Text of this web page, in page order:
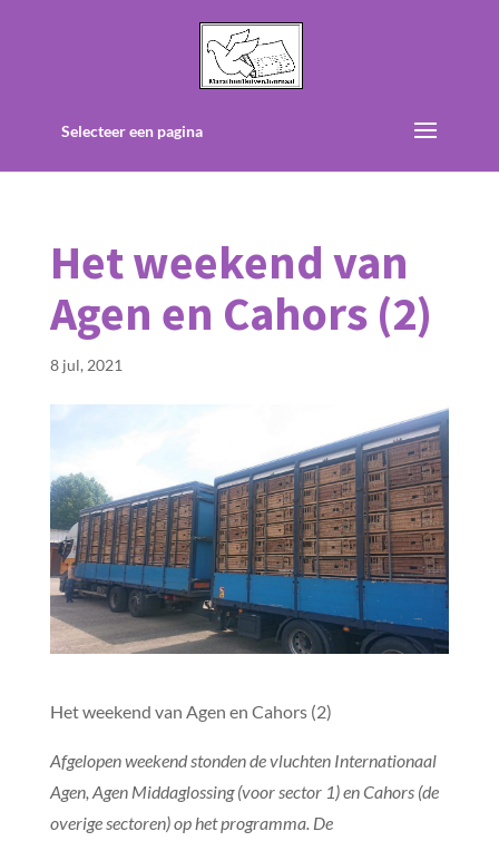
Selecteer een pagina
Het weekend van
Agen en Cahors (2)
8 jul, 2021
Het weekend van Agen en Cahors (2)
Afgelopen weekend stonden de vluchten Internationaal
Agen, Agen Middaglossing (voor sector 1) en Cahors (de
overige sectoren) op het programma. De